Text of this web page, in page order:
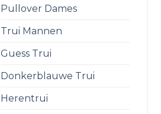
Pullover Dames
Trui Mannen
Guess Trui
Donkerblauwe Trui
Herentrui